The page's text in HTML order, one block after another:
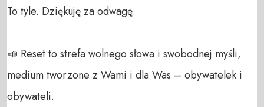
To tyle. Dziękuję za odwagę.
📣 Reset to strefa wolnego słowa i swobodnej myśli,
medium tworzone z Wami i dla Was – obywatelek i
obywateli.